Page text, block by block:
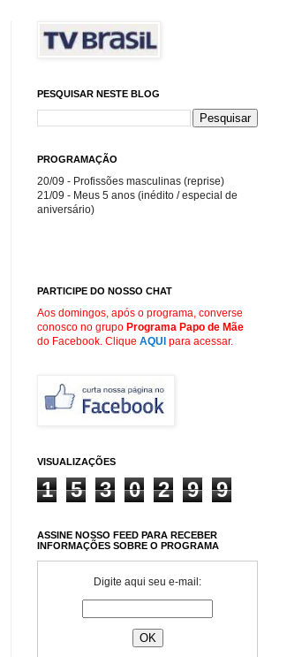
PESQUISAR NESTE BLOG
PROGRAMAÇÃO
20/09 - Profissões masculinas (reprise)
21/09 - Meus 5 anos (inédito / especial de
aniversário)
PARTICIPE DO NOSSO CHAT
Aos domingos, após o programa, converse
conosco no grupo Programa Papo de Mãe
do Facebook . Clique AQUI para acessar.
VISUALIZAÇÕES
1 5 3 0 2 9 9
ASSINE NOSSO FEED PARA RECEBER
INFORMAÇÕES SOBRE O PROGRAMA
Digite aqui seu e-mail: